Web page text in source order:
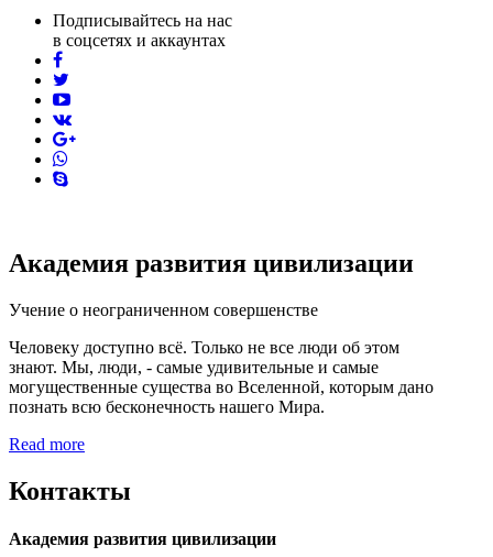
Подписывайтесь на нас
в соцсетях и аккаунтах
facebook
youtube
vk
skype
Академия развития цивилизации
Учение о неограниченном совершенстве
Человеку доступно всё. Только не все люди об этом
знают. Мы, люди, - самые удивительные и самые
могущественные существа во Вселенной, которым дано
познать всю бесконечность нашего Мира.
Read more
Контакты
Академия развития цивилизации